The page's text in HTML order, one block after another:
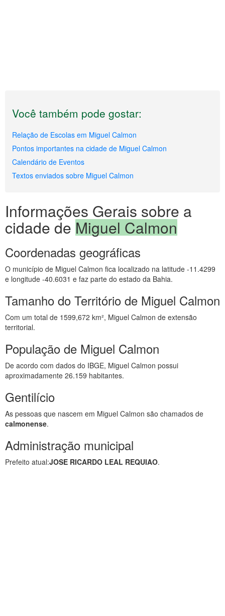
Você também pode gostar:
Relação de Escolas em Miguel Calmon
Pontos importantes na cidade de Miguel Calmon
Calendário de Eventos
Textos enviados sobre Miguel Calmon
Informações Gerais sobre a
cidade de Miguel Calmon
Coordenadas geográficas
O município de Miguel Calmon fica localizado na latitude -11.4299
e longitude -40.6031 e faz parte do estado da Bahia.
Tamanho do Território de Miguel Calmon
Com um total de 1599,672 km², Miguel Calmon de extensão
territorial.
População de Miguel Calmon
De acordo com dados do IBGE, Miguel Calmon possui
aproximadamente 26.159 habitantes.
Gentilício
As pessoas que nascem em Miguel Calmon são chamados de
calmonense.
Administração municipal
Prefeito atual:JOSE RICARDO LEAL REQUIAO.